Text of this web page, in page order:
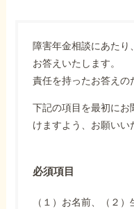
障害年金相談にあたり
お答えいたします。
責任を持ったお答えの
下記の項目を最初にお
けますよう、お願いい
必須項目
（１）お名前、（２